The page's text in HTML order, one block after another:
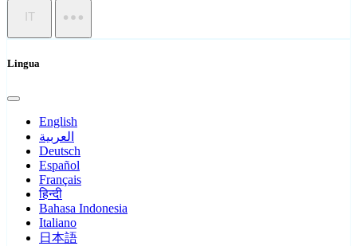
IT
Lingua
English
العربية
Deutsch
Español
Français
हिन्दी
Bahasa Indonesia
Italiano
日本語